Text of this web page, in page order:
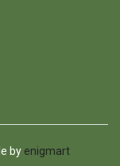
by enigmart